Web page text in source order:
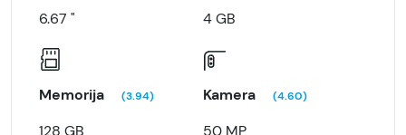
6.67 " 4 GB
Memorija (3.94)
128 GB
Kamera (4.60)
50 MP